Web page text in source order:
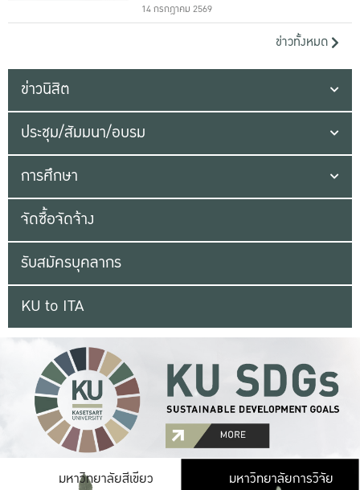
14 กรกฎาคม 2569
ข่าวทั้งหมด
ข่าวนิสิต
ประชุม/สัมมนา/อบรม
การศึกษา
จัดซื้อจัดจ้าง
รับสมัครบุคลากร
KU to ITA
มหาวิทยาลัยสีเขียว มหาวิ
มหาวิทยาลัยการวิจัย